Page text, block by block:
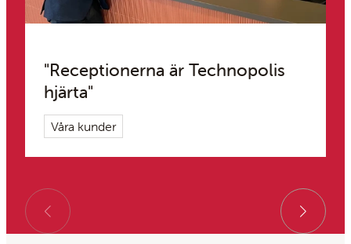
"Receptionerna är Technopolis
hjärta"
Våra kunder